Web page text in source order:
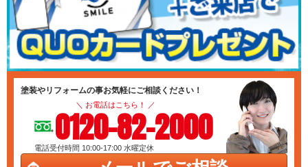
塗装やリフォームの事お気軽にご相談ください！
＼ お電話はこちら！ ／
0120-82-2000
電話受付時間 10:00-17:00 水曜定休